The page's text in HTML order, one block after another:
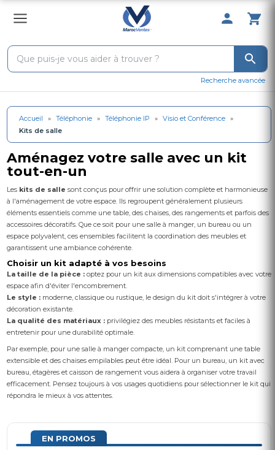
0 Produit
Recherche avancée
Accueil » Téléphonie » Téléphonie IP » Visio et Conférence »
Kits de salle
Aménagez votre salle avec un kit
tout-en-un
Les kits de salle sont conçus pour offrir une solution complète et harmonieuse
à l'aménagement de votre espace. Ils regroupent généralement plusieurs
éléments essentiels comme une table, des chaises, des rangements et parfois des
accessoires décoratifs. Que ce soit pour une salle à manger, un bureau ou un
espace polyvalent, ces ensembles facilitent la coordination des meubles et
garantissent une ambiance cohérente.
Choisir un kit adapté à vos besoins
La taille de la pièce : optez pour un kit aux dimensions compatibles avec votre
espace afin d'éviter l'encombrement.
Le style : moderne, classique ou rustique, le design du kit doit s'intégrer à votre
décoration existante.
La qualité des matériaux : privilégiez des meubles résistants et faciles à
entretenir pour une durabilité optimale.
Par exemple, pour une salle à manger compacte, un kit comprenant une table
extensible et des chaises empilables peut être idéal. Pour un bureau, un kit avec
bureau, étagères et caisson de rangement vous aidera à organiser votre travail
efficacement. Pensez toujours à vos usages quotidiens pour sélectionner le kit qui
répondra le mieux à vos attentes.
EN PROMOS